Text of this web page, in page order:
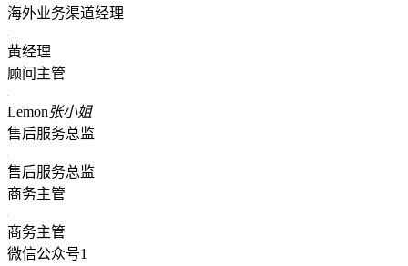
海外业务渠道经理
黄经理
顾问主管
Lemon张小姐
售后服务总监
售后服务总监
商务主管
商务主管
微信公众号1